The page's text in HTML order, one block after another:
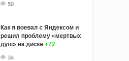
50
Как я воевал с Яндексом и
решил проблему «мертвых
душ» на диске +72
34